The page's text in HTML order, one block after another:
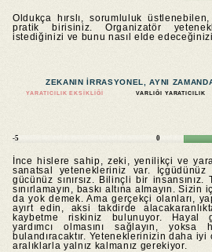
Oldukça hırslı, sorumluluk
pratik birisiniz. Organizatör
istediğinizi ve bunu nasıl elde
ZEKANIN IRRASYONEL, AYNI
YARATICILIK EKSIKLIĞI VARLIĞI YARATICILIK
-5 0
İnce hislere sahip, zeki, yenilikçi ve
sanatsal yetenekleriniz var.
gücünüz sınırsız. Bilinçli bir
sınırlamayın, baskı altına almayın.
da yok demek. Ama gerçekçi olanları,
ayırt edin, aksi takdirde
kaybetme riskiniz bulunuyor. Hayal
yardımcı olmasını sağlayın, yoksa
bulandıracaktır. Yeteneklerinizin daha iyi
aralıklarla yalnız kalmanız gerekiyor.